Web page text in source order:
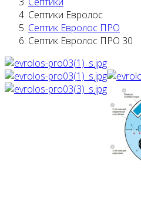
Септики Евролос
Септик Евролос ПРО
Септик Евролос ПРО 30